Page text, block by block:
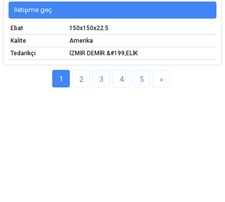
İletişime geç
Ebat
150x150x22.5
Kalite
Amerika
Tedarikçi
İZMİR DEMİR &#199;ELİK
1 2 3 4 5 »